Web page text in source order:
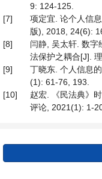
9: 124-125.
[7]
项定宜. 论个人信
版), 2018, 24(6):
[8]
闫静, 吴太轩. 数
法保护之耦合[J].
[9]
丁晓东. 个人信息
(1): 61-76, 193.
[10]
赵宏. 《民法典》
评论, 2021(1): 1-